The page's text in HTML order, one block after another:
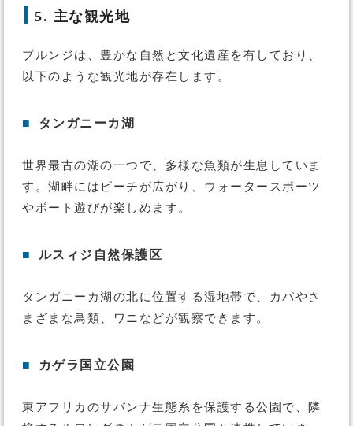
5. 主な観光地
ブルンジは、豊かな自然と文化遺産を有しており、
以下のような観光地が存在します。
■ タンガニーカ湖
世界最古の湖の一つで、多様な魚類が生息していま
す。湖畔にはビーチが広がり、ウォータースポーツ
やボート遊びが楽しめます。
■ ルスィジ自然保護区
タンガニーカ湖の北に位置する湿地帯で、カバやさ
まざまな鳥類、ワニなどが観察できます。
■ カゲラ国立公園
東アフリカのサバンナ生態系を保護する公園で、隣